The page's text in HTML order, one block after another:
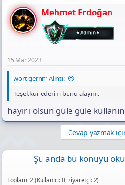
Mehmet Erdoğan
15 Mar 2023
wortigernn' Alıntı:
Teşekkür ederim bunu alayım.
hayırlı olsun güle güle kullanın
Cevap yazmak
Şu anda bu konuyu
Toplam: 2 (Kullanıcı: 0, ziyaretçi: 2)